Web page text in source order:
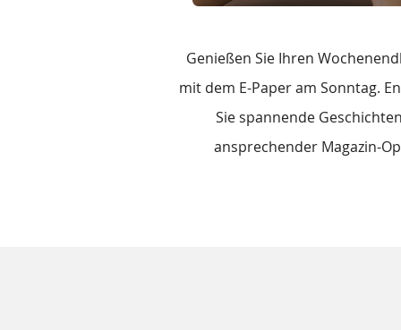
Genießen Sie Ihren
mit dem E-Paper am Sonntag.
Sie spannende
ansprechender Magazin-